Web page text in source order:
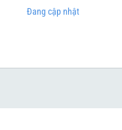
Đang cập nhật